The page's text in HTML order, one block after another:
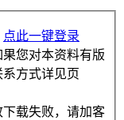
点此一键登录
您对本资料有版
方式详见页
载失败，请加客